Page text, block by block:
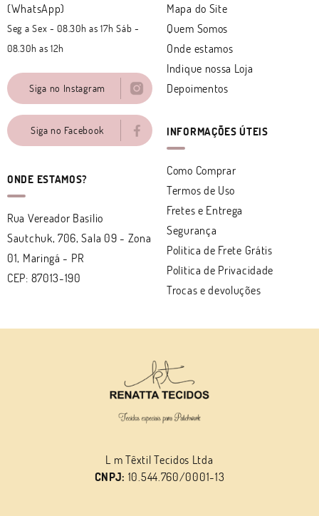
(WhatsApp)
Seg a Sex - 08.30h as 17h Sáb -
08.30h as 12h
Siga no Instagram
Siga no Facebook
ONDE ESTAMOS?
Rua Vereador Basílio
Sautchuk, 706, Sala 09 - Zona
01, Maringá - PR
CEP: 87013-190
Mapa do Site
Quem Somos
Onde estamos
Indique nossa Loja
Depoimentos
INFORMAÇÕES ÚTEIS
Como Comprar
Termos de Uso
Fretes e Entrega
Segurança
Politica de Frete Grátis
Política de Privacidade
Trocas e devoluções
L m Têxtil Tecidos Ltda
CNPJ: 10.544.760/0001-13